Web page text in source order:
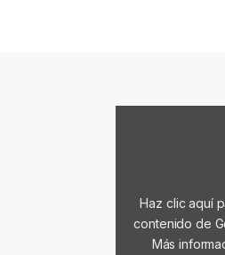
Haz clic aquí
contenido de
Más